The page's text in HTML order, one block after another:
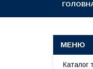
Каталог